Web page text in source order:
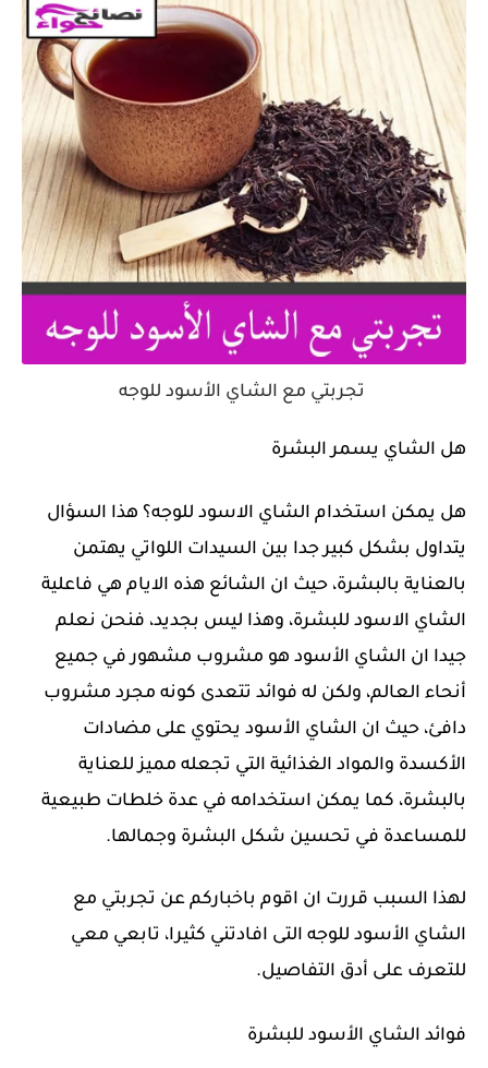
تجربتي مع الشاي الأسود للوجه
هل الشاي يسمر البشرة
هل يمكن استخدام الشاي الاسود للوجه؟ هذا السؤال
يتداول بشكل كبير جدا بين السيدات اللواتي يهتمن
بالعناية بالبشرة، حيث ان الشائع هذه الايام هي فاعلية
الشاي الاسود للبشرة، وهذا ليس بجديد، فنحن نعلم
جيدا ان الشاي الأسود هو مشروب مشهور في جميع
أنحاء العالم، ولكن له فوائد تتعدى كونه مجرد مشروب
دافئ، حيث ان الشاي الأسود يحتوي على مضادات
الأكسدة والمواد الغذائية التي تجعله مميز للعناية
بالبشرة، كما يمكن استخدامه في عدة خلطات طبيعية
للمساعدة في تحسين شكل البشرة وجمالها.
لهذا السبب قررت ان اقوم باخباركم عن تجربتي مع
الشاي الأسود للوجه التى افادتني كثيرا، تابعي معي
للتعرف على أدق التفاصيل.
فوائد الشاي الأسود للبشرة